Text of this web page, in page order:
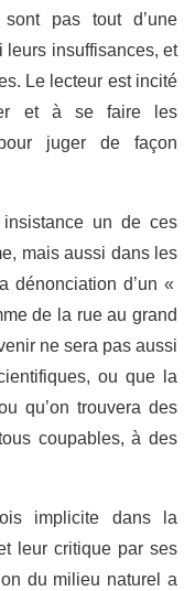
pas tout d’une
leurs insuffisances, et
Le lecteur est incité
et à se faire les
juger de façon
un de ces
mais aussi dans les
dénonciation d’un «
de la rue au grand
ne sera pas aussi
ou que la
qu’on trouvera des
coupables, à des
implicite dans la
leur critique par ses
du milieu naturel a